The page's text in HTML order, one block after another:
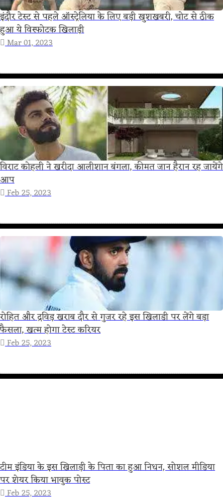
इंदौर टेस्ट से पहले ऑस्ट्रेलिया के लिए बड़ी खुशखबरी, चोट से ठीक
हुआ ये विस्फोटक खिलाड़ी
Mar 01, 2023
विराट कोहली ने खरीदा आलीशान बंगला, कीमत जान हैरान रह जायेंगे
आप
Feb 25, 2023
रोहित और द्रविड़ खराब दौर से गुजर रहे इस खिलाडी पर लेंगे बड़ा
फैसला, खत्म होगा टेस्ट करियर
Feb 25, 2023
टीम इंडिया के इस खिलाड़ी के पिता का हुआ निधन, सोशल मीडिया
पर शेयर किया भावुक पोस्ट
Feb 25, 2023